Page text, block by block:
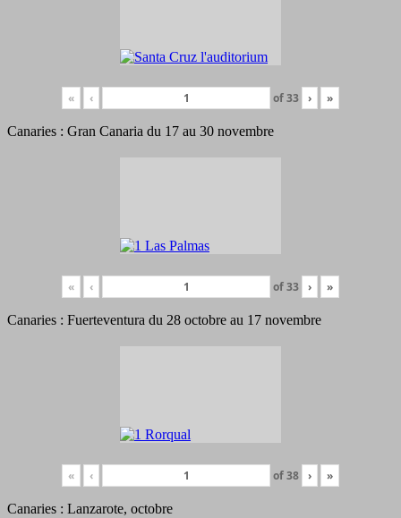
« ‹ of33 › »
Canaries : Gran Canaria du 17 au 30 novembre
« ‹ of33 › »
Canaries : Fuerteventura du 28 octobre au 17 novembre
« ‹ of38 › »
Canaries : Lanzarote, octobre